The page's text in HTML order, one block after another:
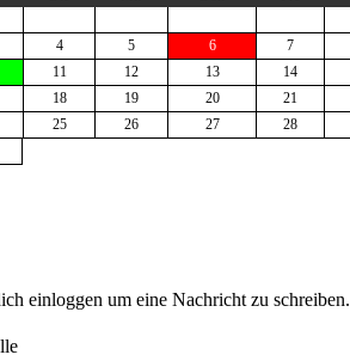
4 5 6 7
11 12 13 14
18 19 20 21
25 26 27 28
einloggen um eine Nachricht zu schreiben.